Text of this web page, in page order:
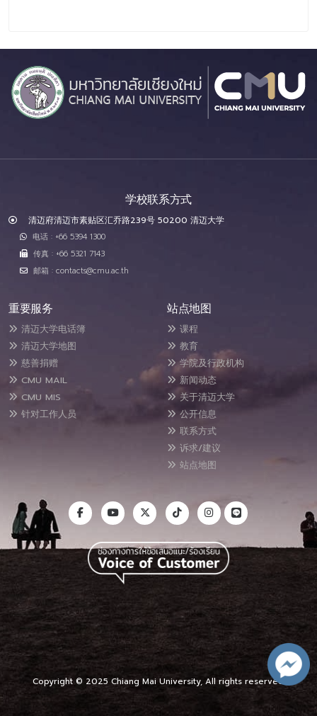
学校联系方式
清迈府清迈市素贴区汇乔路239号 50200 清迈大学
电话 : +66 5394 1300
传真 : +66 5321 7143
邮箱 : contacts@cmu.ac.th
重要服务
清迈大学电话簿
清迈大学地图
慈善捐赠
CMU MAIL
CMU MIS
针对工作人员
站点地图
课程
教育
学院及行政机构
新闻动态
关于清迈大学
公开信息
联系方式
诉求/建议
站点地图
Copyright © 2025 Chiang Mai University, All rights reserved.